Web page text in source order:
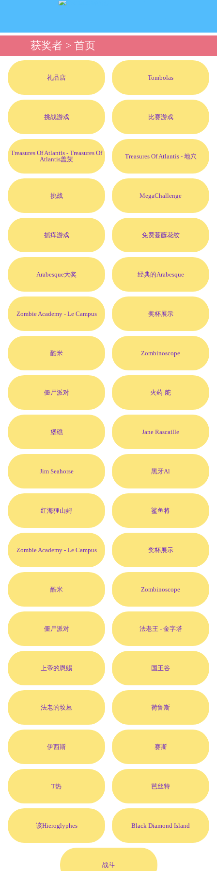
获奖者 > 首页
礼品店 Tombolas
挑战游戏 比赛游戏
Treasures Of Atlantis - Treasures Of
Atlantis盖茨
Treasures Of Atlantis - 地穴
挑战 MegaChallenge
抓痒游戏 免费蔓藤花纹
Arabesque大奖 经典的Arabesque
Zombie Academy- Le Campus 奖杯展示
酷米 Zombinoscope
僵尸派对 火药-舵
堡礁 Jane Rascaille
Jim Seahorse 黑牙Al
红海狸山姆 鲨鱼将
Zombie Academy- Le Campus 奖杯展示
酷米 Zombinoscope
僵尸派对 法老王 - 金字塔
上帝的恩赐 国王谷
法老的坟墓 荷鲁斯
伊西斯 赛斯
T热 芭丝特
该Hieroglyphes Black Diamond Island
战斗